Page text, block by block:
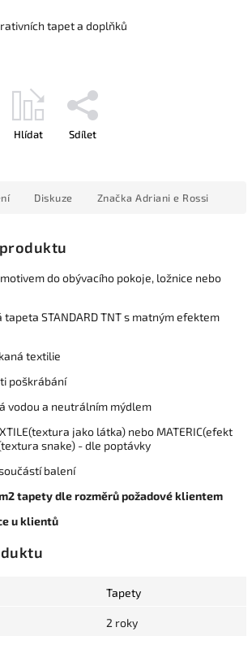
tapet a doplňků
Hlídat Sdílet
Diskuze Značka Adriani e Rossi
do obývacího pokoje, ložnice nebo
STANDARD TNT s matným efektem
textilie
poškrábání
vodou a neutrálním mýdlem
jako látka) nebo MATERIC(efekt
snake) - dle poptávky
balení
tapety dle rozměrů požadové klientem
u klientů
Tapety
2 roky